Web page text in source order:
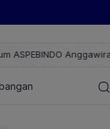
Jangka Pendek,